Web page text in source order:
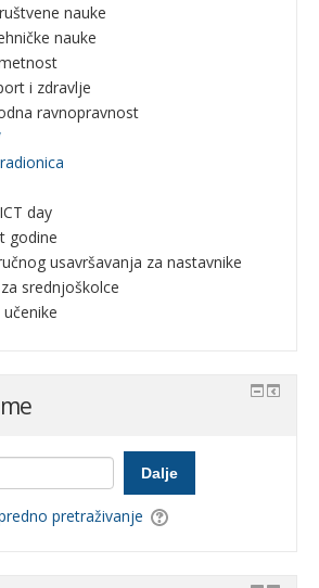
nauke
nauke
i zdravlje
ravnopravnost
day
godine
usavršavanja za nastavnike
srednjoškolce
Dalje
pretraživanje